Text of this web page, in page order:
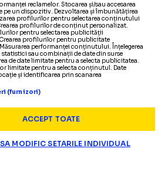
reclamelor. Stocarea și/sau accesarea
pe un dispozitiv. Dezvoltarea și îmbunătățirea
profilurilor pentru selectarea conținutului
profilurilor de conținut personalizat.
pentru selectarea publicității
profilurilor pentru publicitate
performanței conținutului. Înțelegerea
sau combinații de date din surse
de date limitate pentru a selecta publicitatea.
limitate pentru a selecta conținutul. Date
și identificarea prin scanarea
(furnizori)
ACCEPT TOATE
MODIFIC SETARILE INDIVIDUAL